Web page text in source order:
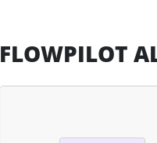
vereinfachten
Liquiditätsrisiken frühzeitig
FLOWPILOT